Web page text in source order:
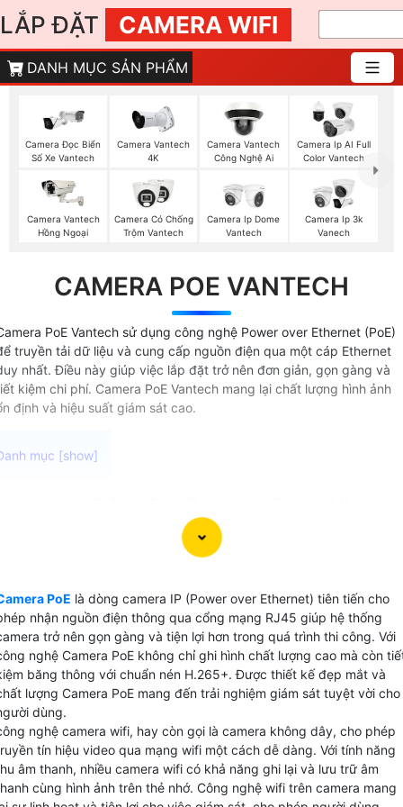
LẮP ĐẶT CAMERA WIFI
DANH MỤC SẢN PHẨM
Camera Đọc Biển
Số Xe Vantech
Camera Vantech
4K
Camera Vantech
Công Nghệ Ai
Camera Ip AI Full
Color Vantech
Camera Vantech
Hồng Ngoại
Camera Có Chống
Trộm Vantech
Camera Ip Dome
Vantech
Camera Ip 3k
Vanech
CAMERA POE VANTECH
PoE Vantech sử dụng công nghệ Power over Ethernet (PoE)
truyền tải dữ liệu và cung cấp nguồn điện qua một cáp Ethernet
nhất. Điều này giúp việc lắp đặt trở nên đơn giản, gọn gàng và
kiệm chi phí. Camera PoE Vantech mang lại chất lượng hình ảnh
định và hiệu suất giám sát cao.
lý tưởng cho hệ thống giám sát mạng nhờ vào khả
cấp nguồn qua cáp mạng, giúp việc thi công trở nên
công dây cấp nguồn riêng cho từng camera, bạn sẽ tiết
được chi phí và thời gian. Đồng thời, dòng camera
cũng mang đến khả năng quản lý và điều khiển hệ
mạng một cách hiệu quả hơn. Hãy lựa chọn camera
VanTech để nâng cao hiệu suất và tiết kiệm chi phí cho
thống giám sát của bạn.
PoE là dòng camera IP (Power over Ethernet) tiên tiến cho
nhận nguồn điện thông qua cổng mạng RJ45 giúp hệ thống
trở nên gọn gàng và tiện lợi hơn trong quá trình thi công. Với
nghệ Camera PoE không chỉ ghi hình chất lượng cao mà còn
băng thông với chuẩn nén H.265+. Được thiết kế đẹp mắt và
lượng Camera PoE mang đến trải nghiệm giám sát tuyệt vời cho
dùng.
nghệ camera wifi, hay còn gọi là camera không dây, cho phép
tín hiệu video qua mạng wifi một cách dễ dàng. Với tính năng
âm thanh, nhiều camera wifi có khả năng ghi lại và lưu trữ âm
cùng hình ảnh trên thẻ nhớ. Công nghệ wifi trên camera mang